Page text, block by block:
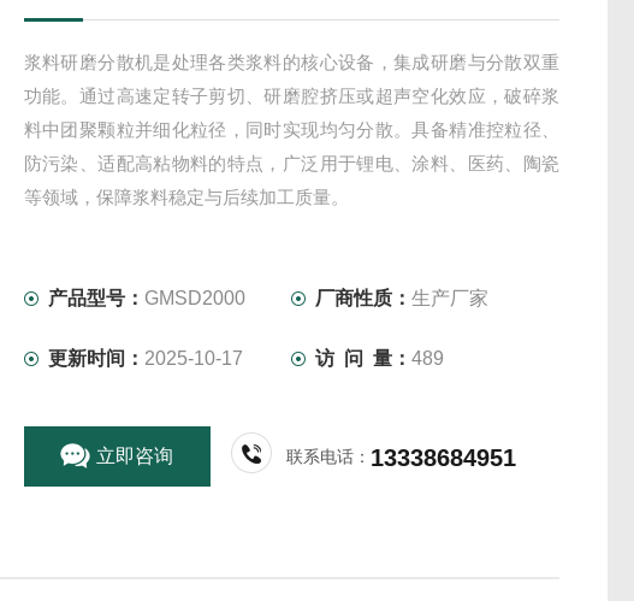
浆料研磨分散机是处理各类浆料的核心设备，集成研磨与分散双重
功能。通过高速定转子剪切、研磨腔挤压或超声空化效应，破碎浆
料中团聚颗粒并细化粒径，同时实现均匀分散。具备精准控粒径、
防污染、适配高粘物料的特点，广泛用于锂电、涂料、医药、陶瓷
等领域，保障浆料稳定与后续加工质量。
产品型号： GMSD2000 厂商性质：生产厂家
更新时间： 2025-10-17 访 问 量：489
立即咨询 联系电话： 13338684951